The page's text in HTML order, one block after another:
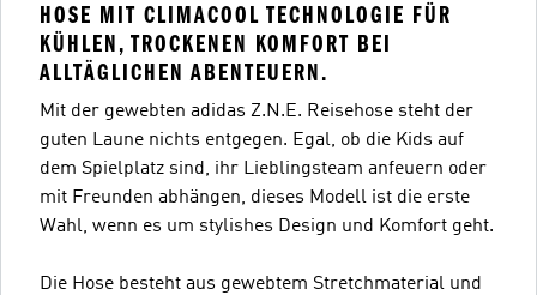
HOSE MIT CLIMACOOL TECHNOLOGIE FÜR
KÜHLEN, TROCKENEN KOMFORT BEI
ALLTÄGLICHEN ABENTEUERN.
Mit der gewebten adidas Z.N.E. Reisehose steht der
guten Laune nichts entgegen. Egal, ob die Kids auf
dem Spielplatz sind, ihr Lieblingsteam anfeuern oder
mit Freunden abhängen, dieses Modell ist die erste
Wahl, wenn es um stylishes Design und Komfort geht.
Die Hose besteht aus gewebtem Stretchmaterial und